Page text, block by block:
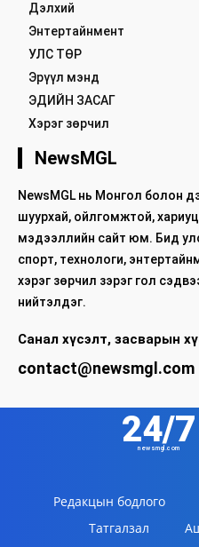
Дэлхий
Энтертайнмент
УЛС ТӨР
Эрүүл мэнд
ЭДИЙН ЗАСАГ
Хэрэг зөрчил
NewsMGL
NewsMGL нь Монгол болон
шуурхай, ойлгомжтой,
мэдээллийн сайт юм. Бид
спорт, технологи,
хэрэг зөрчил зэрэг гол
нийтэлдэг.
Санал хүсэлт, засварын
contact@newsmgl.com
24/7
newsmgl.com
Редакцын бодлого
Татгалзал